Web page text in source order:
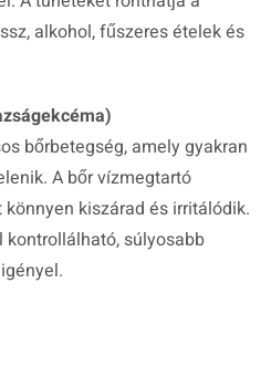
alkohol, fűszeres ételek és
bőrbetegség, amely gyakran
A bőr vízmegtartó
kiszárad és irritálódik.
súlyosabb